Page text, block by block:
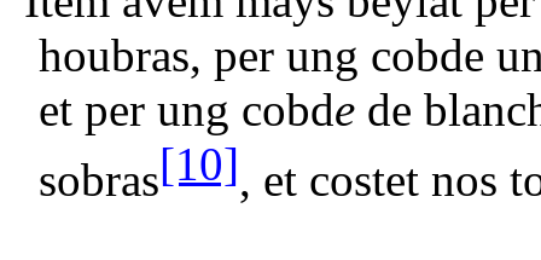
houbras, per ung cobde
et per ung cobde de
sobras[10], et costet nos